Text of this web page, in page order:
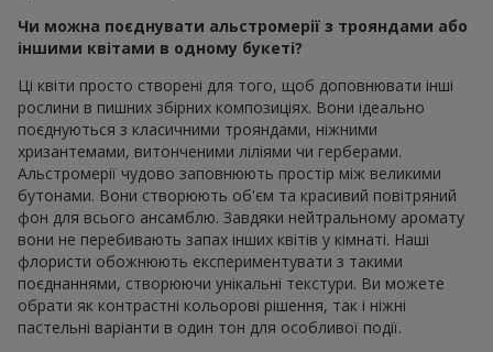
Чи можна поєднувати альстромерії з трояндами або
іншими квітами в одному букеті?
Ці квіти просто створені для того, щоб доповнювати інші
рослини в пишних збірних композиціях. Вони ідеально
поєднуються з класичними трояндами, ніжними
хризантемами, витонченими ліліями чи герберами.
Альстромерії чудово заповнюють простір між великими
бутонами. Вони створюють об'єм та красивий повітряний
фон для всього ансамблю. Завдяки нейтральному аромату
вони не перебивають запах інших квітів у кімнаті. Наші
флористи обожнюють експериментувати з такими
поєднаннями, створюючи унікальні текстури. Ви можете
обрати як контрастні кольорові рішення, так і ніжні
пастельні варіанти в один тон для особливої події.